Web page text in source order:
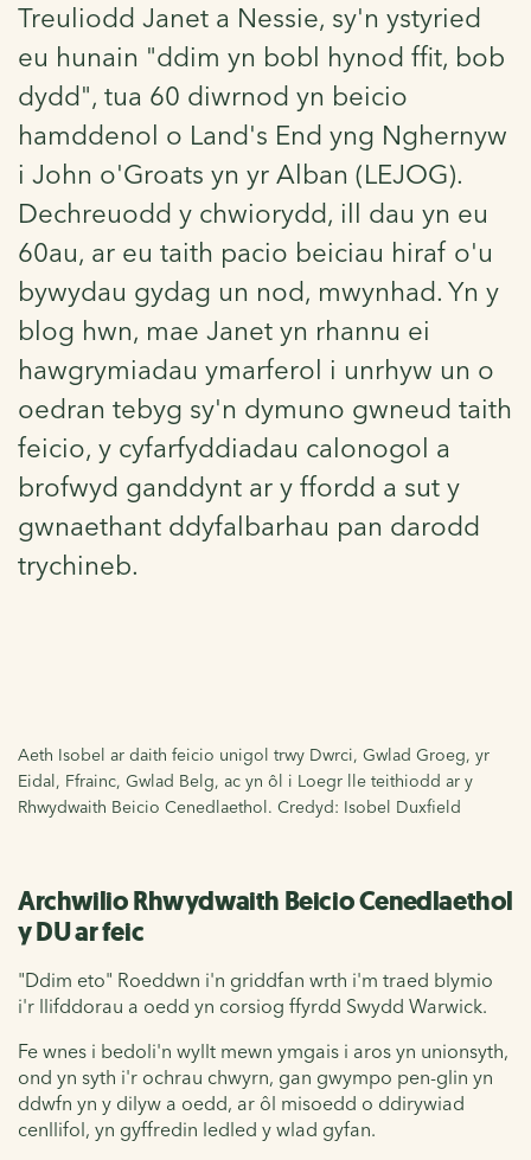
Treuliodd Janet a Nessie, sy'n ystyried
eu hunain "ddim yn bobl hynod ffit, bob
dydd", tua 60 diwrnod yn beicio
hamddenol o Land's End yng Nghernyw
i John o'Groats yn yr Alban (LEJOG).
Dechreuodd y chwiorydd, ill dau yn eu
60au, ar eu taith pacio beiciau hiraf o'u
bywydau gydag un nod, mwynhad. Yn y
blog hwn, mae Janet yn rhannu ei
hawgrymiadau ymarferol i unrhyw un o
oedran tebyg sy'n dymuno gwneud taith
feicio, y cyfarfyddiadau calonogol a
brofwyd ganddynt ar y ffordd a sut y
gwnaethant ddyfalbarhau pan darodd
trychineb.
Aeth Isobel ar daith feicio unigol trwy Dwrci, Gwlad Groeg, yr
Eidal, Ffrainc, Gwlad Belg, ac yn ôl i Loegr lle teithiodd ar y
Rhwydwaith Beicio Cenedlaethol. Credyd: Isobel Duxfield
Archwilio Rhwydwaith Beicio Cenedlaethol
y DU ar feic
"Ddim eto" Roeddwn i'n griddfan wrth i'm traed blymio
i'r llifddorau a oedd yn corsiog ffyrdd Swydd Warwick.
Fe wnes i bedoli'n wyllt mewn ymgais i aros yn unionsyth,
ond yn syth i'r ochrau chwyrn, gan gwympo pen-glin yn
ddwfn yn y dilyw a oedd, ar ôl misoedd o ddirywiad
cenllifol, yn gyffredin ledled y wlad gyfan.